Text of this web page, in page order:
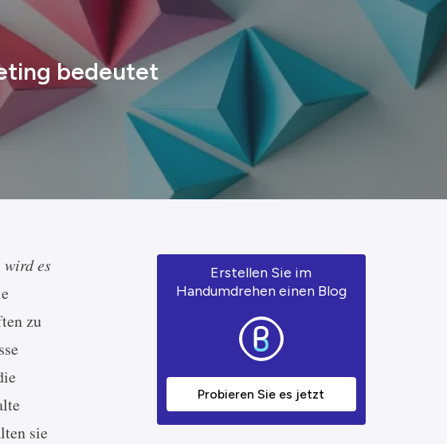
bedeutet
es
zu
sie
Erstellen Sie im
Handumdrehen einen Blog
Probieren Sie es jetzt